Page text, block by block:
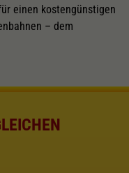
einen kostengünstigen
– dem